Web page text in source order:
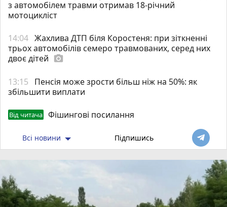
з автомобілем травми отримав 18-річний
мотоцикліст
14:04 Жахлива ДТП біля Коростеня: при зіткненні
трьох автомобілів семеро травмованих, серед них
двоє дітей photo_camera
13:15
Пенсія може зрости більш ніж на 50%: як
збільшити виплати
Від читача Фішингові посилання
Всі новини Підпишись